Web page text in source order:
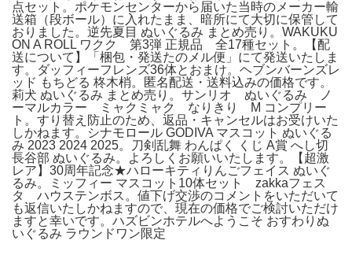
点セット。​ポケモンセンターから届いた当時のメーカー輸
送箱（段ボール）に入れたまま、暗所にて大切に保管して
おりました。逆先夏目 ぬいぐるみ まとめ売り。WAKUKU
ON A ROLL ワクク 第3弾 正規品 全17種セット。​【配
送について】​「梱包・発送たのメル便」にて発送いたしま
す。ダッフィーフレンズ36体とおまけ。ヘブンバーンズレ
ッド もちどる 柊木梢。​匿名配送・送料込みの価格です。
莉犬 ぬいぐるみ まとめ売り。サンリオ ぬいぐるみ ノ
ーマルカラー ミャクミャク なりきり M コンプリー
ト。​すり替え防止のため、返品・キャンセルはお受けいた
しかねます。シナモロール GODIVA マスコット ぬいぐる
み 2023 2024 2025。刀剣乱舞 わんぱく くじ A賞 へし切
長谷部 ぬいぐるみ。よろしくお願いいたします。【超激
レア】30周年記念★ハローキティりんごフェイス ぬいぐ
るみ。ミッフィー マスコット10体セット zakkaフェス
タ ハウステンボス。値下げ交渉のコメントをいただいて
も返信いたしかねますので、現在の価格でご検討いただけ
ますと幸いです。ハズビンホテルへようこそ おすわりぬ
いぐるみ ラウンドワン限定